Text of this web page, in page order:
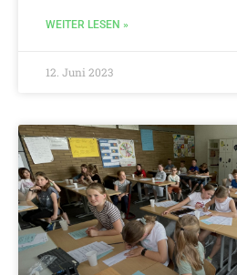
WEITER LESEN »
12. Juni 2023